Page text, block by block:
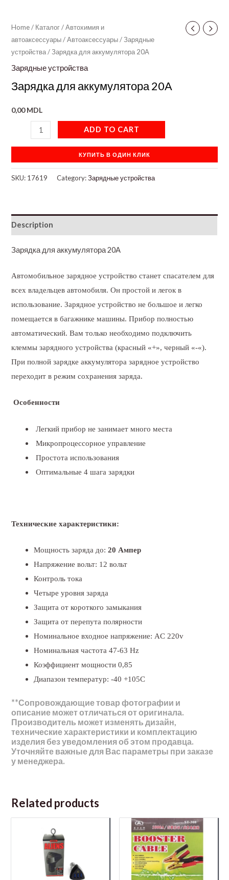
Home/ Каталог/Автохимия и
автоаксессуары/Автоаксессуары/Зарядные
устройства/ Зарядка для аккумулятора 20А
Зарядные устройства
Зарядка для аккумулятора 20А
0,00MDL
ADD TO CART
КУПИТЬ В ОДИН КЛИК
SKU: 17619 Category:Зарядные устройства
Description
Зарядка для аккумулятора 20А
Автомобильное зарядное устройство станет спасателем для
всех владельцев автомобиля. Он простой и легок в
использование. Зарядное устройство не большое и легко
помещается в багажнике машины. Прибор полностью
автоматический. Вам только необходимо подключить
клеммы зарядного устройства (красный «+», черный «-«).
При полной зарядке аккумулятора зарядное устройство
переходит в режим сохранения заряда.
Особенности
Легкий прибор не занимает много места
Микропроцессорное управление
Простота использования
Оптимальные 4 шага зарядки
Технические характеристики:
Мощность заряда до:20 Ампер
Напряжение вольт: 12 вольт
Контроль тока
Четыре уровня заряда
Защита от короткого замыкания
Защита от перепута полярности
Номинальное входное напряжение: AC 220v
Номинальная частота 47-63 Hz
Коэффициент мощности 0,85
Диапазон температур: -40 +105С
**Сопровождающие товар фотографии и
описание может отличаться от оригинала.
Производитель может изменять дизайн,
технические характеристики и комплектацию
изделия без уведомления об этом продавца.
Уточняйте важные для Вас параметры при заказе
у менеджера.
Related products